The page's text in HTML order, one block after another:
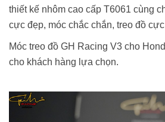
thiết kế nhôm cao cấp T6061 cùng
cực đẹp, móc chắc chắn, treo đồ cực
Móc treo đồ GH Racing V3 cho
cho khách hàng lựa chọn.